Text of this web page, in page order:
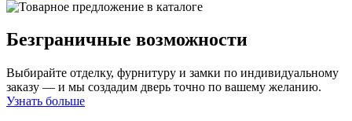
Безграничные возможности
Выбирайте отделку, фурнитуру и замки по индивидуальному
заказу — и мы создадим дверь точно по вашему желанию.
Узнать больше